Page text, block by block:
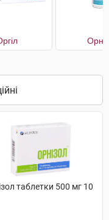
таблетки 500 мг 10